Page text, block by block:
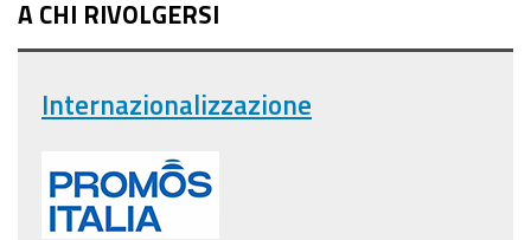
A CHI RIVOLGERSI
Internazionalizzazione